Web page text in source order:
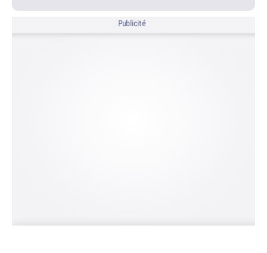
Publicité